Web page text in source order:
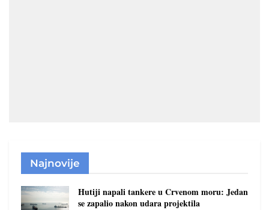
Najnovije
Hutiji napali tankere u Crvenom moru: Jedan
se zapalio nakon udara projektila